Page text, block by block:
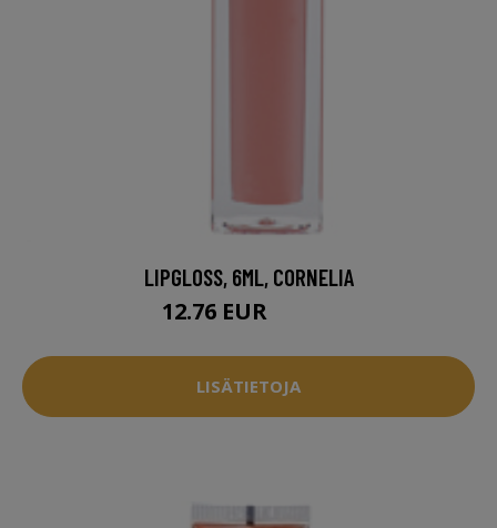
LIPGLOSS, 6ML, CORNELIA
12.76 EUR
LISÄTIETOJA